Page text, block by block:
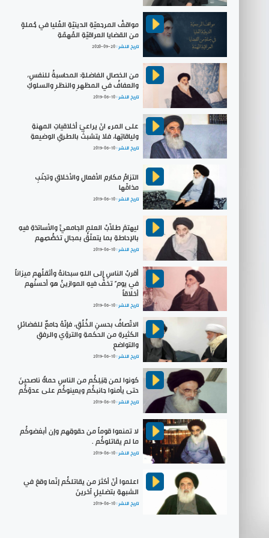
مواقفُ المرجعيّةِ الدينيّةِ العُليا في جُملةٍ
من القضايا العراقيّةِ المُهمّةِ
تاريخ النشر :2020-09-20
من الخصالِ الفاضلةِ: المحاسبةُ للنفسِ،
والعفافُ في المظهرِ والنظرِ والسلوكِ
تاريخ النشر :2019-06-10
على المرءِ انْ يراعيَ أخلاقياتِ المهنةِ
ولياقاتِها، فلا يتشبثْ بالطرقِ الوضيعةِ
تاريخ النشر :2019-06-10
التزامُ مكارمِ الأفعالِ والأخلاقِ وتجنّبِ
مذامِّها
تاريخ النشر :2019-06-10
ليهتمْ طلاّبُ العلمِ الجامعيِّ والأساتذةِ فيهِ
بالإحاطةِ بما يتعلّقُ بمجالِ تخصُّصِهم
تاريخ النشر :2019-06-10
أقربُ الناسِ إلى اللهِ سبحانهُ وأثقلُهم ميزاناً
في يوم ٍ تخفُّ فيهِ الموازينُ هو أحسنُهم
أخلاقاً
تاريخ النشر :2019-06-10
الاتّصافُ بحسنِ الخُلُقِ، فإنّهُ جامعٌ للفضائلِ
الكثيرةِ من الحكمةِ والتروّي والرفقِ
والتواضعِ
تاريخ النشر :2019-06-10
كونوا لمن قِبَلِكُم من الناسِ حماةً ناصحينَ
حتى يأمنوا جانبكُم ويعينوكُم على عدوّكُم
تاريخ النشر :2019-06-10
لا تمنعوا قوماً من حقوقِهم وإن أبغضوكُم
ما لم يقاتلوكُم .
تاريخ النشر :2019-06-10
اعلموا أنّ أكثرَ من يقاتلكُم إنّما وقعَ في
الشبهةِ بتضليلِ آخرينَ
تاريخ النشر :2019-06-10